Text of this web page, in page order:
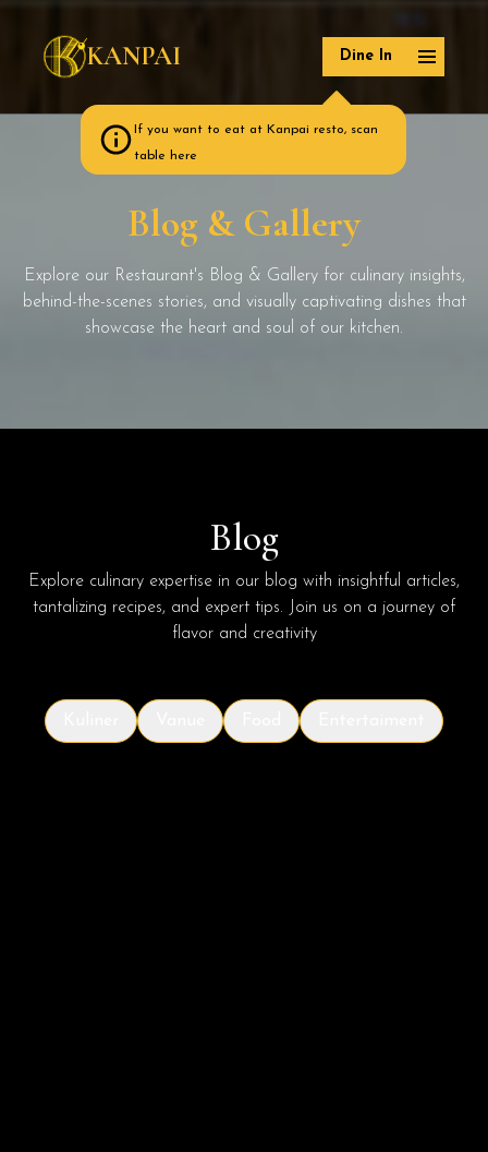
KANPAI Dine In
If you want to eat at Kanpai resto, scan
table here
Blog & Gallery
Explore our Restaurant's Blog & Gallery for culinary insights,
behind-the-scenes stories, and visually captivating dishes that
showcase the heart and soul of our kitchen.
Blog
Explore culinary expertise in our blog with insightful articles,
tantalizing recipes, and expert tips. Join us on a journey of
flavor and creativity